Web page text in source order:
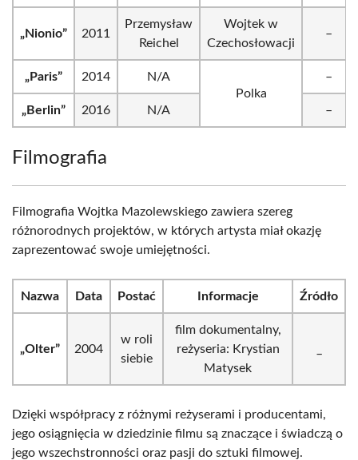
„Nionio” 2011
Przemysław
Reichel
Wojtek w
Czechosłowacji
–
„Paris” 2014
N/A
Polka
–
„Berlin” 2016 N/A –
Filmografia
Filmografia Wojtka Mazolewskiego zawiera szereg
różnorodnych projektów, w których artysta miał okazję
zaprezentować swoje umiejętności.
Nazwa Data Postać Informacje Źródło
„Olter” 2004
w roli
siebie
film dokumentalny,
reżyseria: Krystian
Matysek
Dzięki współpracy z różnymi reżyserami i producentami,
jego osiągnięcia w dziedzinie filmu są znaczące i świadczą o
jego wszechstronności oraz pasji do sztuki filmowej.